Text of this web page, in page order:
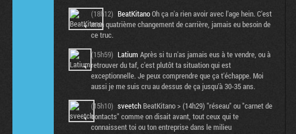
(18h12) BeatKitanoOh ça n'a rien avoir avec l'age hein. C'est
mon quatrième changement de carrière, jamais eu besoin de
ce truc.
(15h59) Latium Après si tu n'as jamais eus à te vendre, ou à
retrouver du taf, c'est plutôt ta situation qui est
exceptionnelle. Je peux comprendre que ça t'échappe. Moi
aussi je me suis cru au dessus de ça jusqu'à 30-35 ans.
(15h10) sveetch BeatKitano > (14h29) "réseau" ou "carnet de
contacts" comme on disait avant, tout ceux qui te
connaissent toi ou ton entreprise dans le milieu